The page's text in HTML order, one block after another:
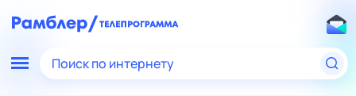
Поиск по интернету